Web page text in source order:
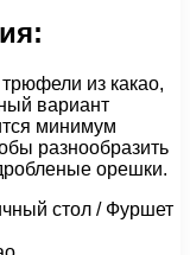
из какао,
вариант
минимум
разнообразить
орешки.
стол / Фуршет